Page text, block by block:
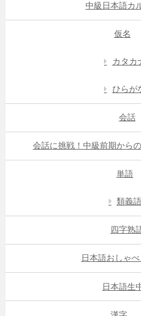
中級日本語カ
仮名
カタカ
ひらが
会話
会話に挑戦！中級前期から
単語
類義語
四字熟
日本語おしゃ
日本語生